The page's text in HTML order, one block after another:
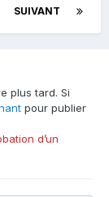
SUIVANT
plus tard. Si
pour publier
d’un